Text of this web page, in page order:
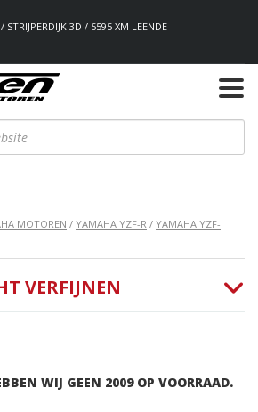
STRIJPERDIJK 3D / 5595 XM LEENDE
MOTOREN / YAMAHA YZF-R / YAMAHA YZF-
WIJ GEEN 2009 OP VOORRAAD.
VERFIJNEN